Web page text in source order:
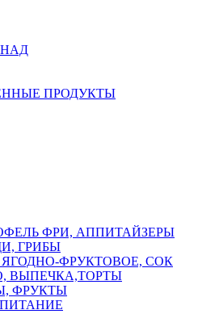
ПРОДУКТЫ
ФРИ, АППИТАЙЗЕРЫ
ГРИБЫ
ФРУКТОВОЕ, СОК
ВЫПЕЧКА,ТОРТЫ
ФРУКТЫ